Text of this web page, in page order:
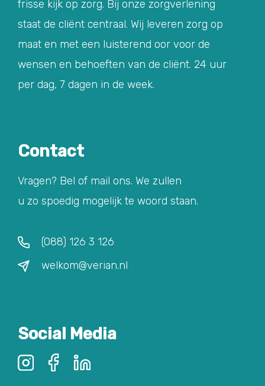
frisse kijk op zorg. Bij onze zorgverlening
staat de cliënt centraal. Wij leveren zorg op
maat en met een luisterend oor voor de
wensen en behoeften van de cliënt. 24 uur
per dag, 7 dagen in de week.
Contact
Vragen? Bel of mail ons. We zullen
u zo spoedig mogelijk te woord staan.
(088) 126 3 126
welkom@verian.nl
Social Media